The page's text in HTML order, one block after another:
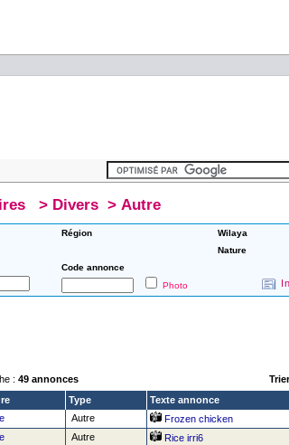
> Divers> Autre
Région Wilaya
Nature
Code annonce
Photo
: 49 annonces
Type Texte annonce
Autre Frozen chicken
Autre Rice irri6